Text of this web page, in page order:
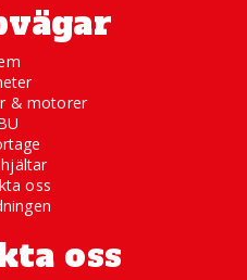
& motorer
oss
oss